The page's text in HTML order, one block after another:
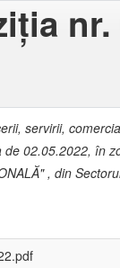
nr.
servirii,
02.05.2022, în
, din